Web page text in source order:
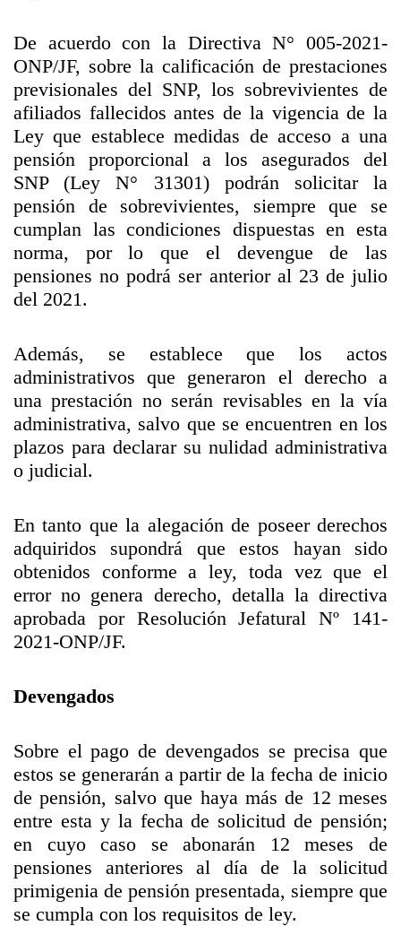
De acuerdo con la Directiva N° 005-2021-
ONP/JF, sobre la calificación de prestaciones
previsionales del SNP, los sobrevivientes de
afiliados fallecidos antes de la vigencia de la
Ley que establece medidas de acceso a una
pensión proporcional a los asegurados del
SNP (Ley N° 31301) podrán solicitar la
pensión de sobrevivientes, siempre que se
cumplan las condiciones dispuestas en esta
norma, por lo que el devengue de las
pensiones no podrá ser anterior al 23 de julio
del 2021.
Además, se establece que los actos
administrativos que generaron el derecho a
una prestación no serán revisables en la vía
administrativa, salvo que se encuentren en los
plazos para declarar su nulidad administrativa
o judicial.
En tanto que la alegación de poseer derechos
adquiridos supondrá que estos hayan sido
obtenidos conforme a ley, toda vez que el
error no genera derecho, detalla la directiva
aprobada por Resolución Jefatural Nº 141-
2021-ONP/JF.
Devengados
Sobre el pago de devengados se precisa que
estos se generarán a partir de la fecha de inicio
de pensión, salvo que haya más de 12 meses
entre esta y la fecha de solicitud de pensión;
en cuyo caso se abonarán 12 meses de
pensiones anteriores al día de la solicitud
primigenia de pensión presentada, siempre que
se cumpla con los requisitos de ley.